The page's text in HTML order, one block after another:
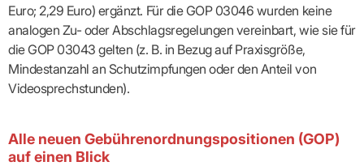
Euro; 2,29 Euro) ergänzt. Für die GOP 03046 wurden keine
analogen Zu- oder Abschlagsregelungen vereinbart, wie sie für
die GOP 03043 gelten (z. B. in Bezug auf Praxisgröße,
Mindestanzahl an Schutzimpfungen oder den Anteil von
Videosprechstunden).
Alle neuen Gebührenordnungspositionen (GOP)
auf einen Blick